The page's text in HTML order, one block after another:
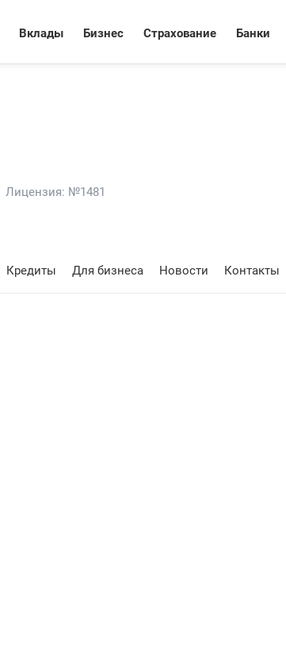
Вклады Бизнес Страхование Банки
Лицензия: №1481
Кредиты Для бизнеса Новости Контакты